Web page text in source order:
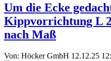
Um die Ecke
Kippvorrichtung L
nach Maß
Von: Höcker GmbH 12.12.25